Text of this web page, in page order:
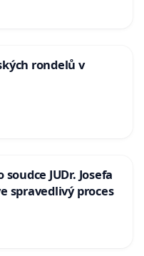
rondelů v
JUDr. Josefa
spravedlivý proces